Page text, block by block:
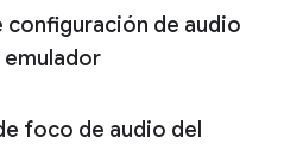
configuración de audio
foco de audio del